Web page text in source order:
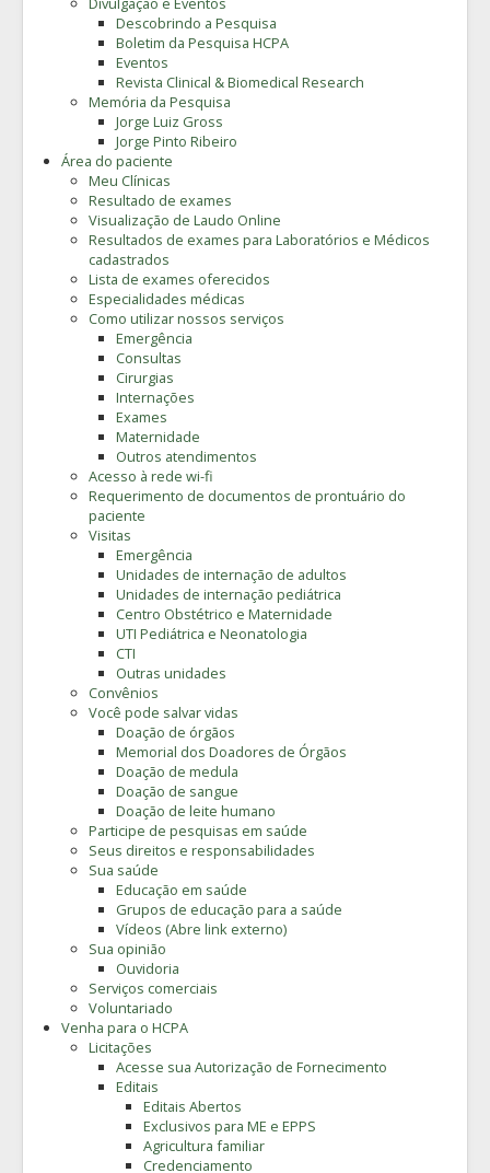
Descobrindo a Pesquisa
Boletim da Pesquisa HCPA
Eventos
Revista Clinical & Biomedical Research
Memória da Pesquisa
Jorge Luiz Gross
Jorge Pinto Ribeiro
Área do paciente
Meu Clínicas
Resultado de exames
Visualização de Laudo Online
Resultados de exames para Laboratórios e Médicos
cadastrados
Lista de exames oferecidos
Especialidades médicas
Como utilizar nossos serviços
Emergência
Consultas
Cirurgias
Internações
Exames
Maternidade
Outros atendimentos
Acesso à rede wi-fi
Requerimento de documentos de prontuário do
paciente
Visitas
Emergência
Unidades de internação de adultos
Unidades de internação pediátrica
Centro Obstétrico e Maternidade
UTI Pediátrica e Neonatologia
CTI
Outras unidades
Convênios
Você pode salvar vidas
Doação de órgãos
Memorial dos Doadores de Órgãos
Doação de medula
Doação de sangue
Doação de leite humano
Participe de pesquisas em saúde
Seus direitos e responsabilidades
Sua saúde
Educação em saúde
Grupos de educação para a saúde
Vídeos (Abre link externo)
Sua opinião
Ouvidoria
Serviços comerciais
Voluntariado
Venha para o HCPA
Licitações
Acesse sua Autorização de Fornecimento
Editais
Editais Abertos
Exclusivos para ME e EPPS
Agricultura familiar
Credenciamento